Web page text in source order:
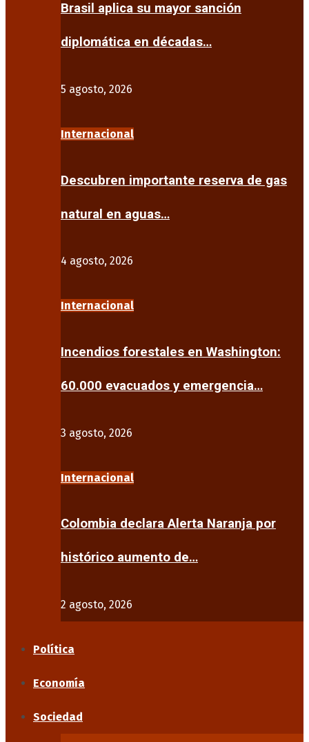
Brasil aplica su mayor sanción
diplomática en décadas…
5 agosto, 2026
Internacional
Descubren importante reserva de gas
natural en aguas…
4 agosto, 2026
Internacional
Incendios forestales en Washington:
60.000 evacuados y emergencia…
3 agosto, 2026
Internacional
Colombia declara Alerta Naranja por
histórico aumento de…
2 agosto, 2026
Política
Economía
Sociedad